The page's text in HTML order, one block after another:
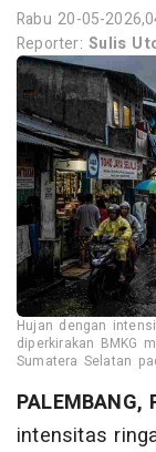
Rabu 20-05-
Reporter:Sulis
Hujan dengan
diperkirakan BMKG
Sumatera Selatan
PALEMBANG,
intensitas